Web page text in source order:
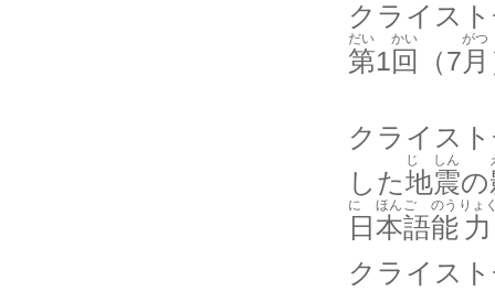
クライス
第
だい
1 回
かい
（7 月
がつ
クライス
した地
じ
震
しん
の
日
に
本
ほん
語
ご
能
のう
力
りょ
クライス